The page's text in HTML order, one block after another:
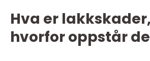
Hva er
hvorfor oppstår